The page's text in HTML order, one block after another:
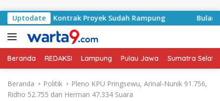
UptodateKontrak Proyek Sudah Rampung Bulan
Beranda REDAKSI Lampung Pulau Jawa Sumatra
Beranda Politik
Pleno KPU Pringsewu, Arinal-Nunik 91.756,
Ridho 52.755 dan Herman 47.334 Suara